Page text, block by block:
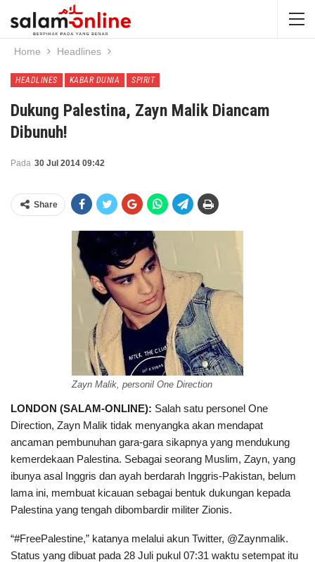
Home Headlines
HEADLINES KABAR DUNIA SPIRIT
Dukung Palestina, Zayn Malik Diancam
Dibunuh!
Pada 30 Jul 2014 09:42
Share
Zayn Malik, personil One Direction
LONDON (SALAM-ONLINE): Salah satu personel One
Direction, Zayn Malik tidak menyangka akan mendapat
ancaman pembunuhan gara-gara sikapnya yang mendukung
kemerdekaan Palestina. Sebagai seorang Muslim, Zayn, yang
ibunya asal Inggris dan ayah berdarah Inggris-Pakistan, belum
lama ini, membuat kicauan sebagai bentuk dukungan kepada
Palestina yang tengah dibombardir militer Zionis.
“#FreePalestine,” katanya melalui akun Twitter, @Zaynmalik.
Status yang dibuat pada 28 Juli pukul 07:31 waktu setempat itu